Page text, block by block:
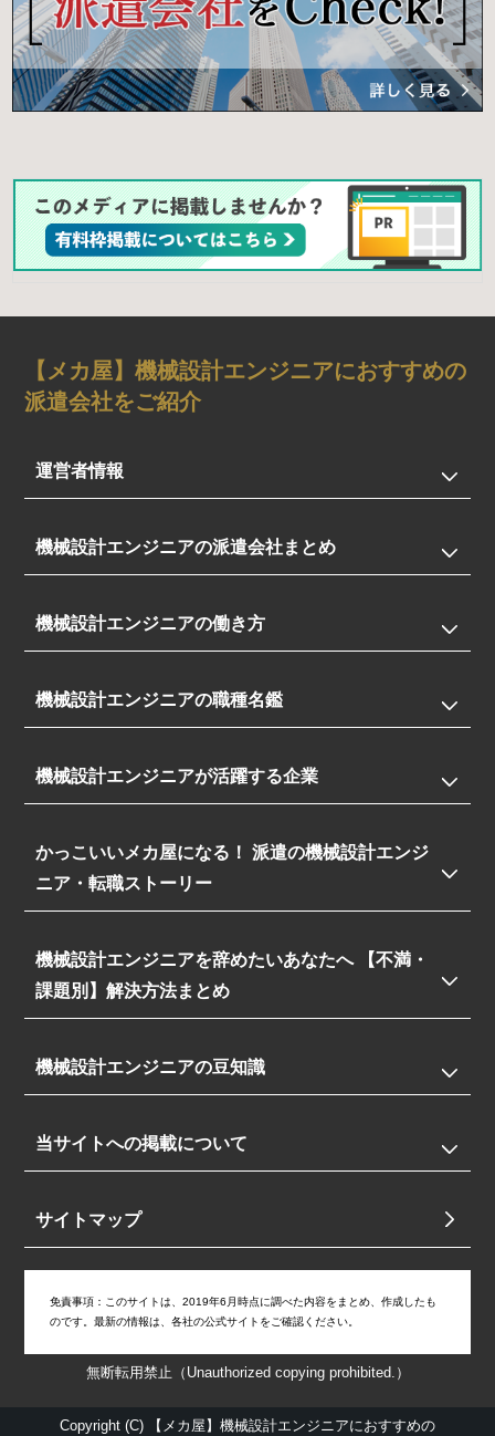
【メカ屋】機械設計エンジニアにおすすめの
派遣会社をご紹介
運営者情報
機械設計エンジニアの派遣会社まとめ
機械設計エンジニアの働き方
機械設計エンジニアの職種名鑑
機械設計エンジニアが活躍する企業
かっこいいメカ屋になる！ 派遣の機械設計エンジ
ニア・転職ストーリー
機械設計エンジニアを辞めたいあなたへ 【不満・
課題別】解決方法まとめ
機械設計エンジニアの豆知識
当サイトへの掲載について
サイトマップ
免責事項： このサイトは、2019年6月時点に調べた内容をまとめ、作成したも
のです。最新の情報は、各社の公式サイトをご確認ください。
無断転用禁止（Unauthorized copying prohibited.）
Copyright (C) 【メカ屋】機械設計エンジニアにおすすめの